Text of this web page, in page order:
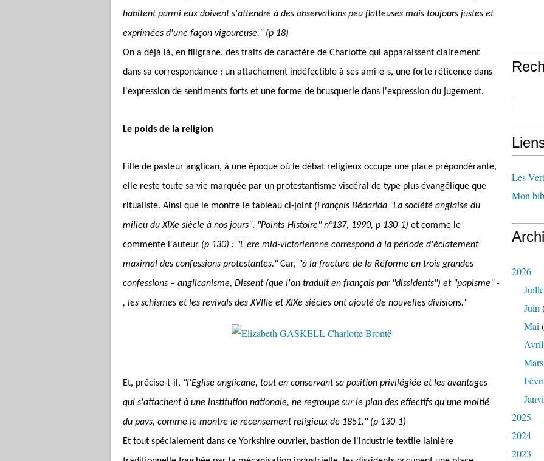
habitent parmi eux doivent s'attendre à des observations peu flatteuses mais toujours justes et
exprimées d'une façon vigoureuse." (p 18)
On a déjà là, en filigrane, des traits de caractère de Charlotte qui apparaissent clairement
dans sa correspondance : un attachement indéfectible à ses ami-e-s, une forte réticence dans
l'expression de sentiments forts et une forme de brusquerie dans l'expression du jugement.
Le poids de la religion
Fille de pasteur anglican, à une époque où le débat religieux occupe une place prépondérante,
elle reste toute sa vie marquée par un protestantisme viscéral de type plus évangélique que
ritualiste. Ainsi que le montre le tableau ci-joint (François Bédarida "La société anglaise du
milieu du XIXe siècle à nos jours", "Points-Histoire" n°137, 1990, p 130-1) et comme le
commente l'auteur (p 130) : "L'ère mid-victoriennne correspond à la période d'éclatement
maximal des confessions protestantes."Car, "à la fracture de la Réforme en trois grandes
confessions – anglicanisme, Dissent (que l'on traduit en français par "dissidents") et "papisme" -
, les schismes et les revivals des XVIIIe et XIXe siècles ont ajouté de nouvelles divisions."
Et, précise-t-il, "l'Eglise anglicane, tout en conservant sa position privilégiée et les avantages
qui s'attachent à une institution nationale, ne regroupe sur le plan des effectifs qu'une moitié
du pays, comme le montre le recensement religieux de 1851." (p 130-1)
Et tout spécialement dans ce Yorkshire ouvrier, bastion de l'industrie textile lainière
Les
Mon
2026
Juin
Mai
Avril
Mars
2025
2024
2023